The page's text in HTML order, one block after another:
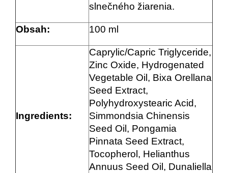
slnečného žiarenia.
Obsah: 100 ml
Ingredients:
Caprylic/Capric Triglyceride,
Zinc Oxide, Hydrogenated
Vegetable Oil, Bixa Orellana
Seed Extract,
Polyhydroxystearic Acid,
Simmondsia Chinensis
Seed Oil, Pongamia
Pinnata Seed Extract,
Tocopherol, Helianthus
Annuus Seed Oil, Dunaliella